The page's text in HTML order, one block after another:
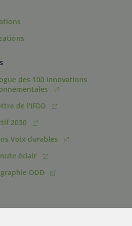
des 100 innovations
de l'IFDD
2030
Voix durables
éclair
ODD